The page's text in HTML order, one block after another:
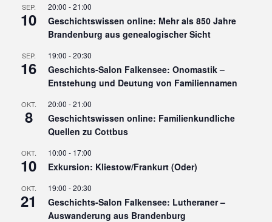
SEP.
10
20:00 -21:00
Geschichtswissen online: Mehr als 850 Jahre
Brandenburg aus genealogischer Sicht
SEP.
16
19:00 -20:30
Geschichts-Salon Falkensee: Onomastik –
Entstehung und Deutung von Familiennamen
OKT.
8
20:00 -21:00
Geschichtswissen online: Familienkundliche
Quellen zu Cottbus
OKT.
10
10:00 - 17:00
Exkursion: Kliestow/Frankurt (Oder)
OKT.
21
19:00 -20:30
Geschichts-Salon Falkensee: Lutheraner –
Auswanderung aus Brandenburg